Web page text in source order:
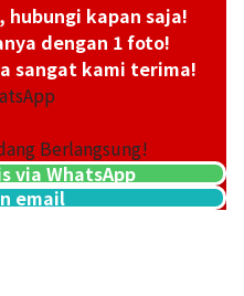
hubungi kapan saja!
dengan 1 foto!
sangat kami terima!
Berlangsung!
via WhatsApp
email